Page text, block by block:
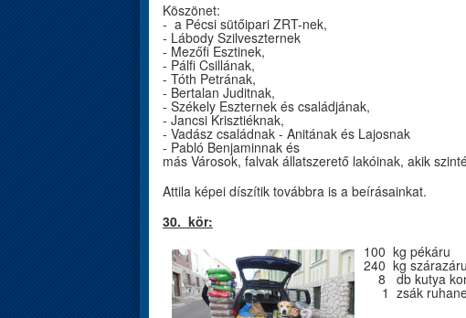
Köszönet:
- a Pécsi sütőipari ZRT-nek,
- Lábody Szilveszternek
- Mezőfi Esztinek,
- Pálfi Csillának,
- Tóth Petrának,
- Bertalan Juditnak,
- Székely Eszternek és családjának,
- Jancsi Krisztiéknak,
- Vadász családnak - Anitának és Lajosnak
- Pabló Benjaminnak és
más Városok, falvak állatszerető lakóinak, akik
Attila képei díszítik továbbra is a beírásainkat.
30. kör:
100 kg pékáru
240 kg szárazáru
8 db kutya
1 zsák